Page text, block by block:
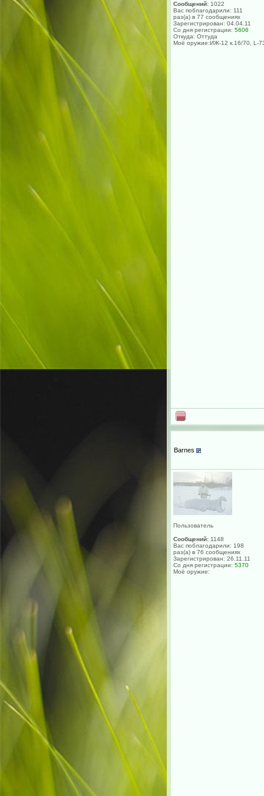
Сообщений: 1022
Вас поблагодарили: 111
раз(а) в 77 сообщениях
Зарегистрирован: 04.04.11
Со дня регистрации: 5606
Откуда: Оттуда
Моё оружие:ИЖ-12 к.16/70, L-
Barnes
Пользователь
Сообщений: 1148
Вас поблагодарили: 198
раз(а) в 76 сообщениях
Зарегистрирован: 26.11.11
Со дня регистрации: 5370
Моё оружие: